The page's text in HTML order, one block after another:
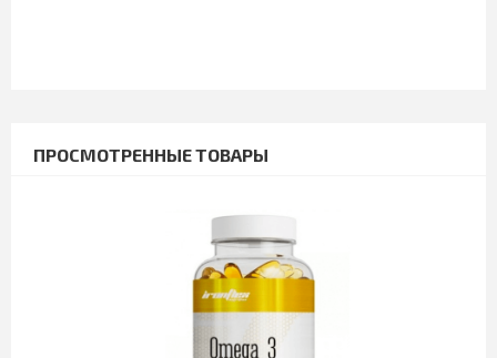
ПРОСМОТРЕННЫЕ ТОВАРЫ